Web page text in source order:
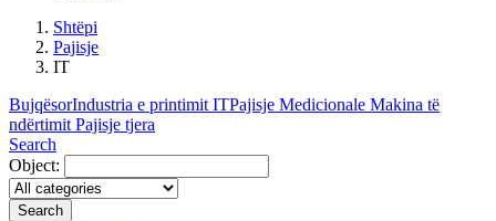
Shtëpi
Pajisje
IT
BujqësorIndustria e printimit ITPajisje Medicionale Makina të
ndërtimit Pajisje tjera
Search
Object:
Search